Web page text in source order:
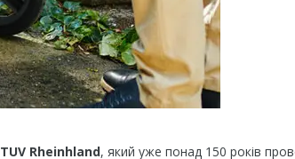
TUV Rheinhland, який уже понад 150 років